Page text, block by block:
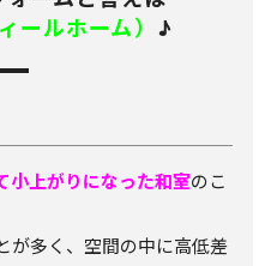
ールホーム） ♪
小上がりになった和室のこ
が多く、空間の中に高低差